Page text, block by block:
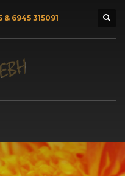
6945 315091